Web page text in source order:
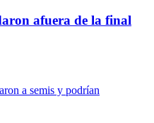
afuera de la final